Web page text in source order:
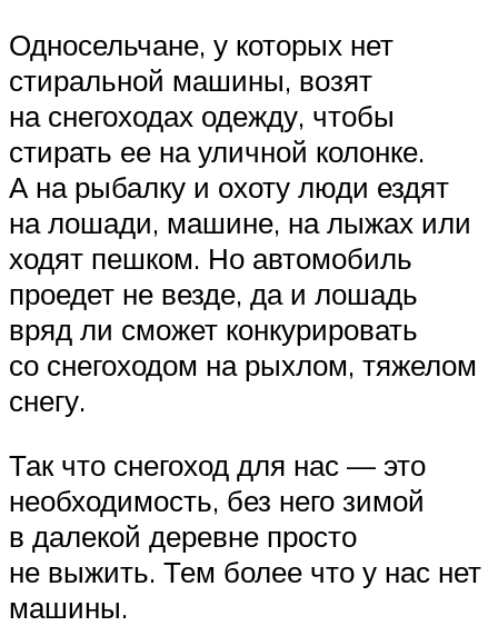
Односельчане, у которых нет
стиральной машины, возят
на снегоходах одежду, чтобы
стирать ее на уличной колонке.
А на рыбалку и охоту люди ездят
на лошади, машине, на лыжах или
ходят пешком. Но автомобиль
проедет не везде, да и лошадь
вряд ли сможет конкурировать
со снегоходом на рыхлом, тяжелом
снегу.
Так что снегоход для нас — это
необходимость, без него зимой
в далекой деревне просто
не выжить. Тем более что у нас нет
машины.